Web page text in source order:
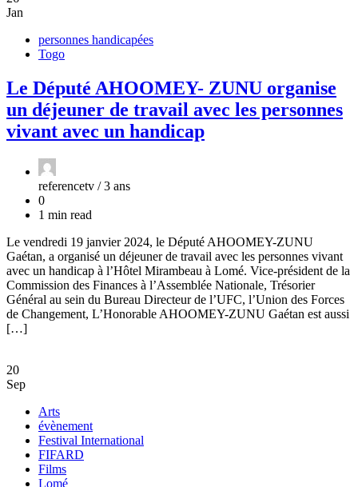
Jan
personnes handicapées
Togo
Le Député AHOOMEY- ZUNU organise
un déjeuner de travail avec les personnes
vivant avec un handicap
referencetv /3 ans
0
1 min read
Le vendredi 19 janvier 2024, le Député AHOOMEY-ZUNU
Gaétan, a organisé un déjeuner de travail avec les personnes vivant
avec un handicap à l’Hôtel Mirambeau à Lomé. Vice-président de la
Commission des Finances à l’Assemblée Nationale, Trésorier
Général au sein du Bureau Directeur de l’UFC, l’Union des Forces
de Changement, L’Honorable AHOOMEY-ZUNU Gaétan est aussi
[…]
20
Sep
Arts
évènement
Festival International
FIFARD
Films
Lomé